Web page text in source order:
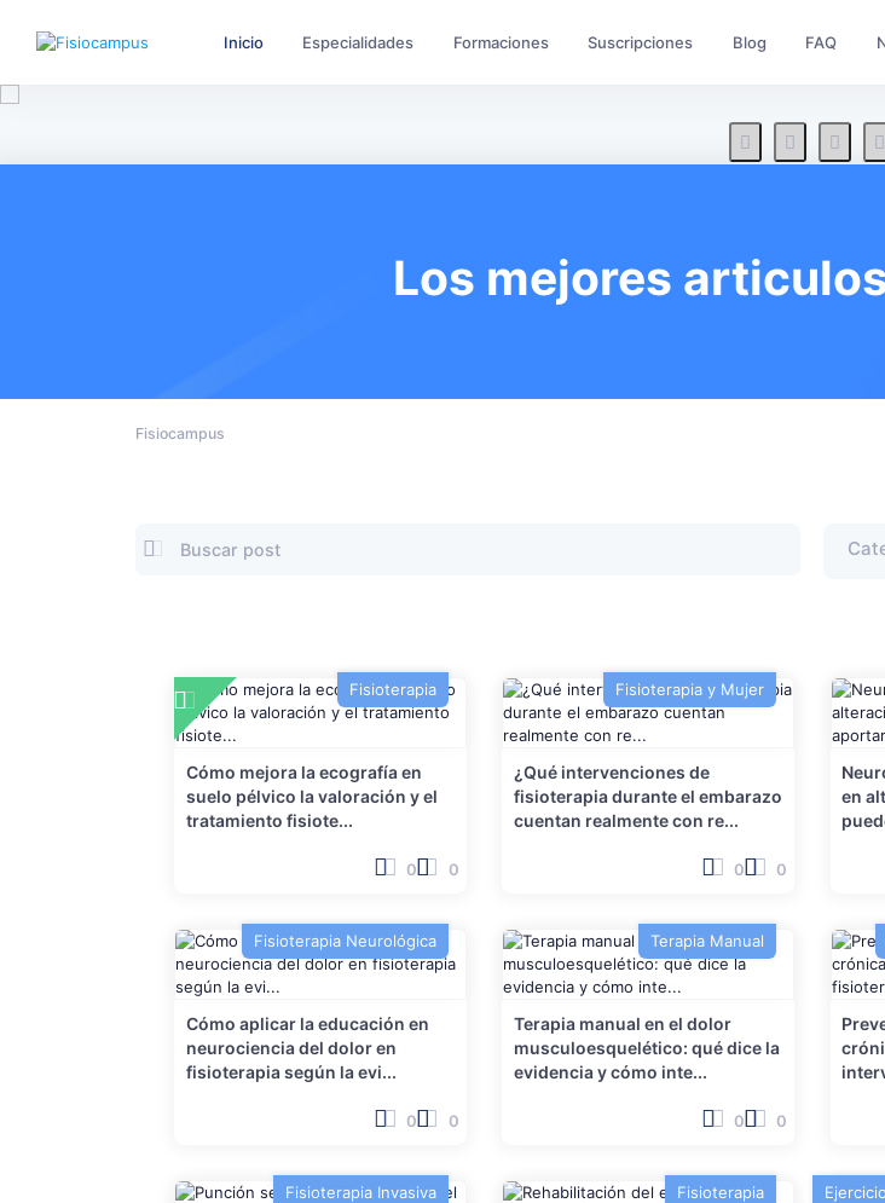
Inicio Especialidades Formaciones Suscripciones Blog FAQ
Los mejores
Fisiocampus
Fisioterapia
Cómo mejora la ecografía en
suelo pélvico la valoración y el
tratamiento fisiote...
0 0
Fisioterapia y Mujer
¿Qué intervenciones de
fisioterapia durante el embarazo
cuentan realmente con re...
0 0
en
Fisioterapia Neurológica
Cómo aplicar la educación en
neurociencia del dolor en
fisioterapia según la evi...
0 0
Terapia Manual
Terapia manual en el dolor
musculoesquelético: qué dice la
evidencia y cómo inte...
0 0
Fisioterapia Invasiva Fisioterapia